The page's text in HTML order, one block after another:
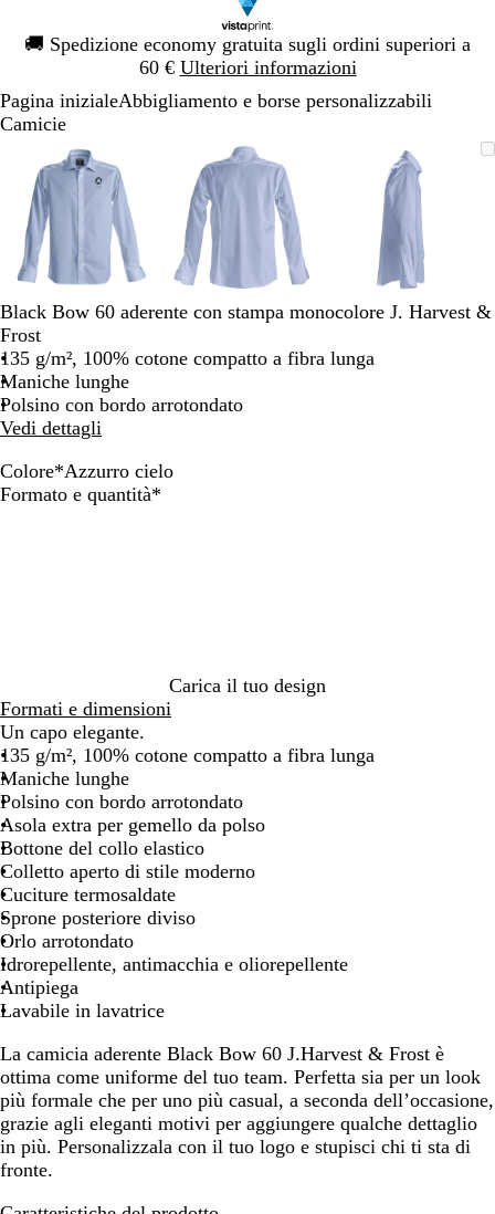
🚚 Spedizione economy gratuita sugli ordini superiori a
60 € Ulteriori informazioni
Diapositiva
1
Pagina inizialeAbbigliamento e borse personalizzabili
Camicie
L’immagine
può
essere
ingrandita
Ingrandito
a
minimo
Clicca
per
allargare
Usa
i
comandi
e
+
per
ingrandire
ridurre
e
le
frecce
spostarti
L’immagine
può
essere
ingrandita
Ingrandito
a
minimo
Clicca
per
allargare
Usa
comandi
per
ingrandire
ridurre
può
essere
ingrandita
Ingrandito
a
minimo
per
allargare
i
comandi
+
e
+
per
ingrandire
Diapositiva
Black Bow 60 aderente con stampa monocolore J. Harvest &
Frost
135 g/m², 100% cotone compatto a fibra lunga
Maniche lunghe
Polsino con bordo arrotondato
Vedi dettagli
Colore*Azzurro cielo
B
A
e
l
o
Formato e quantità*
Carica il tuo design
Formati e dimensioni
Un capo elegante.
135 g/m², 100% cotone compatto a fibra lunga
Maniche lunghe
Polsino con bordo arrotondato
Asola extra per gemello da polso
Bottone del collo elastico
Colletto aperto di stile moderno
Cuciture termosaldate
Sprone posteriore diviso
Orlo arrotondato
Idrorepellente, antimacchia e oliorepellente
Antipiega
Lavabile in lavatrice
La camicia aderente Black Bow 60 J.Harvest & Frost è
ottima come uniforme del tuo team. Perfetta sia per un look
più formale che per uno più casual, a seconda dell’occasione,
grazie agli eleganti motivi per aggiungere qualche dettaglio
in più. Personalizzala con il tuo logo e stupisci chi ti sta di
fronte.